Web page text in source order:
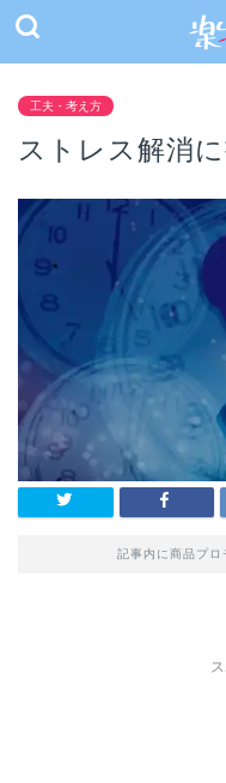
工夫・考え方
ストレス解消
記事内に商品プロ